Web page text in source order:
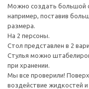
Можно создать большой
например, поставив
размера.
На 2 персоны.
Стол представлен в 2
Стулья можно
при хранении.
Мы все проверили!
воздействие жидкостей